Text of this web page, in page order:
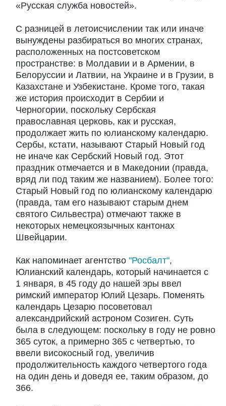
«Русская служба новостей».
С разницей в летоисчислении так или иначе
вынуждены разбираться во многих странах,
расположенных на постсоветском
пространстве: в Молдавии и в Армении, в
Белоруссии и Латвии, на Украине и в Грузии, в
Казахстане и Узбекистане. Кроме того, такая
же история происходит в Сербии и
Черногории, поскольку Сербская
православная церковь, как и русская,
продолжает жить по юлианскому календарю.
Сербы, кстати, называют Старый Новый год
не иначе как Сербский Новый год. Этот
праздник отмечается и в Македонии (правда,
вряд ли под таким же названием). Более того:
Старый Новый год по юлианскому календарю
(правда, там его называют старым днем
святого Сильвестра) отмечают также в
некоторых немецкоязычных кантонах
Швейцарии.
Как напоминает агентство "Росбалт",
Юлианский календарь, который начинается с
1 января, в 45 году до нашей эры ввел
римский император Юлий Цезарь. Поменять
календарь Цезарю посоветовал
александрийский астроном Созиген. Суть
была в следующем: поскольку в году не ровно
365 суток, а примерно 365 с четвертью, то
ввели високосный год, увеличив
продолжительность каждого четвертого года
на один день и доведя ее, таким образом, до
366.